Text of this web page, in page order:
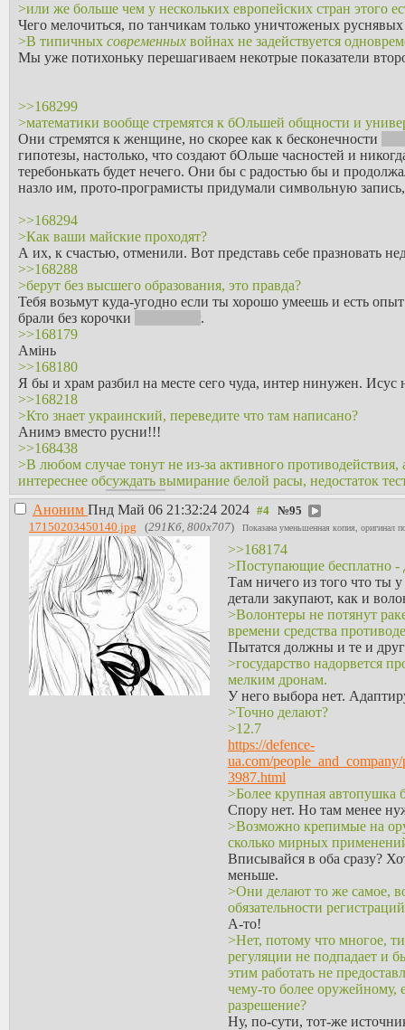
>или же больше чем у нескольких европейских стран этого
Чего мелочиться, по танчикам только уничтоженых
>В типичных современных войнах не задействуется
Мы уже потихоньку перешагиваем некотрые показатели
>>168299
>математики вообще стремятся к бОльшей общности и
Они стремятся к женщине, но скорее как к бесконечности
гипотезы, настолько, что создают бОльше часностей и
теребонькать будет нечего. Они бы с радостью бы и
назло им, прото-програмисты придумали символьную запись,
>>168294
>Как ваши майские проходят?
А их, к счастью, отменили. Вот представь себе празновать
>>168288
>берут без высшего образования, это правда?
Тебя возьмут куда-угодно если ты хорошо умеешь и есть
брали без корочки
.
>>168179
Амiнь
>>168180
Я бы и храм разбил на месте сего чуда, интер нинужен.
>>168218
>Кто знает украинский, переведите что там написано?
Анимэ вместо русни!!!
>>168438
>В любом случае тонут не из-за активного
интереснее обсуждать вымирание белой расы, недостаток
Ты, очевидно>>168309, не умеешь читать pol, и вообще не
>>168308
Пынюи КОебнуть, очевидно же.
>>168297
>пока из мирового наследия Швейк актуальнее смотрится...
Чем актуален? Вроде-же про всякие "будни" солдата
натягивается с трудом (не читал)
Аноним Пнд Май 06 21:32:24 2024 №95
17150203450140.jpg (291Кб, 800x707) Показана уменьшенная копия, оригинал
>>168174
>Поступающие бесплатно -
Там ничего из того что ты
детали закупают, как и
>Волонтеры не потянут
времени средства
Пытатся должны и те и
>государство надорвется
мелким дронам.
У него выбора нет.
>Точно делают?
>12.7
https://defence-
ua.com/
3987.html
>Более крупная автопушка
Спору нет. Но там менее
>Возможно крепимые на
сколько мирных
Вписывайся в оба сразу?
меньше.
>Они делают то же самое,
обязательности
А-то!
>Нет, потому что многое,
регуляции не подпадает и
этим работать не
чему-то более оружейному,
разрешение?
Ну, по-сути, тот-же